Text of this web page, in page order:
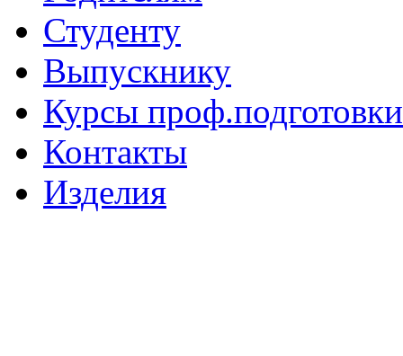
Студенту
Выпускнику
Курсы проф.подготовки
Контакты
Изделия